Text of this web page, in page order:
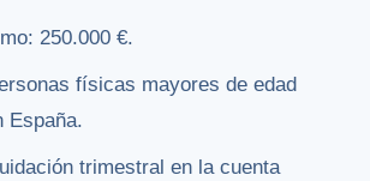
250.000 €.
físicas mayores de edad
España.
trimestral en la cuenta